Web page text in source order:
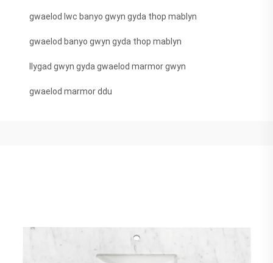
gwaelod lwc banyo gwyn gyda thop mablyn
gwaelod banyo gwyn gyda thop mablyn
llygad gwyn gyda gwaelod marmor gwyn
gwaelod marmor ddu